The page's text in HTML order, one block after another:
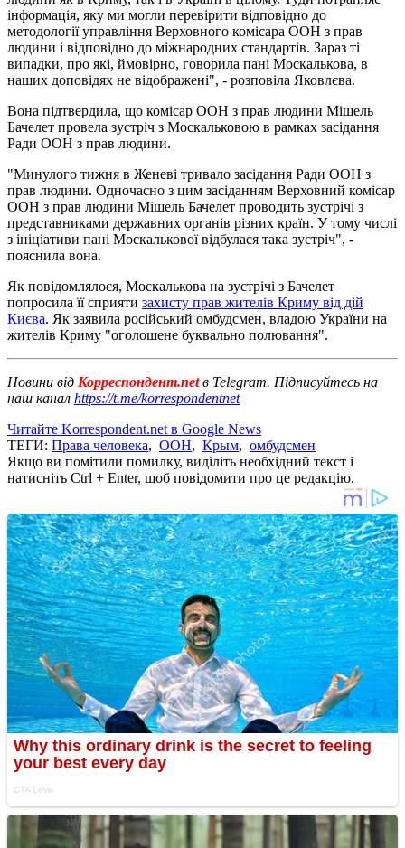
інформація, яку ми могли перевірити відповідно до
методології управління Верховного комісара ООН з прав
людини і відповідно до міжнародних стандартів. Зараз ті
випадки, про які, ймовірно, говорила пані Москалькова, в
наших доповідях не відображені", - розповіла Яковлєва.
Вона підтвердила, що комісар ООН з прав людини Мішель
Бачелет провела зустріч з Москальковою в рамках засідання
Ради ООН з прав людини.
"Минулого тижня в Женеві тривало засідання Ради ООН з
прав людини. Одночасно з цим засіданням Верховний комісар
ООН з прав людини Мішель Бачелет проводить зустрічі з
представниками державних органів різних країн. У тому числі
з ініціативи пані Москалькової відбулася така зустріч", -
пояснила вона.
Як повідомлялося, Москалькова на зустрічі з Бачелет
попросила її сприяти захисту прав жителів Криму від дій
Києва. Як заявила російський омбудсмен, владою України на
жителів Криму "оголошене буквально полювання".
Новини від Корреспондент.netв Telegram. Підписуйтесь на
наш канал https://t.me/korrespondentnet
Читайте Korrespondent.net в Google News
ТЕГИ: Права человека, ООН, Крым, омбудсмен
Якщо ви помітили помилку, виділіть необхідний текст і
натисніть Ctrl + Enter, щоб повідомити про це редакцію.